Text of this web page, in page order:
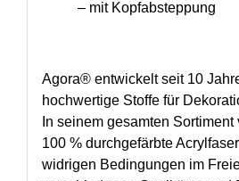
– mit Kopfabsteppung
Agora® entwickelt seit 10
hochwertige Stoffe für
In seinem gesamten
100 % durchgefärbte
widrigen Bedingungen im